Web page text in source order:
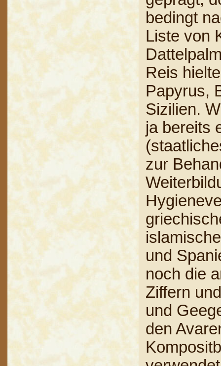
bedingt
Liste von
Reis
Papyrus,
Sizilien.
ja bereits
zur
und
noch die
Ziffern
und
den